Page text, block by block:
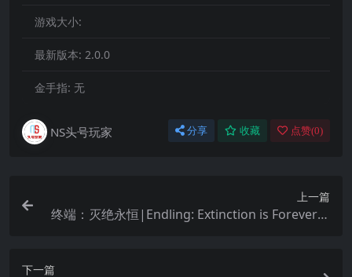
游戏大小:
最新版本: 2.0.0
金手指: 无
NS头号玩家 分享 收藏 点赞(0)
上一篇
终端：灭绝永恒|Endling: Extinction is Forever中
下一篇